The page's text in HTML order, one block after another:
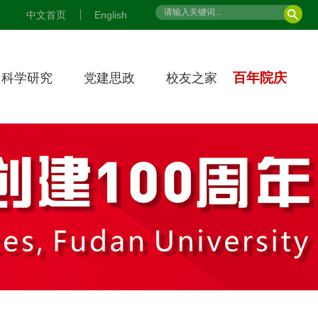
中文首页 English
科学研究 党建思政 校友之家 百年院庆